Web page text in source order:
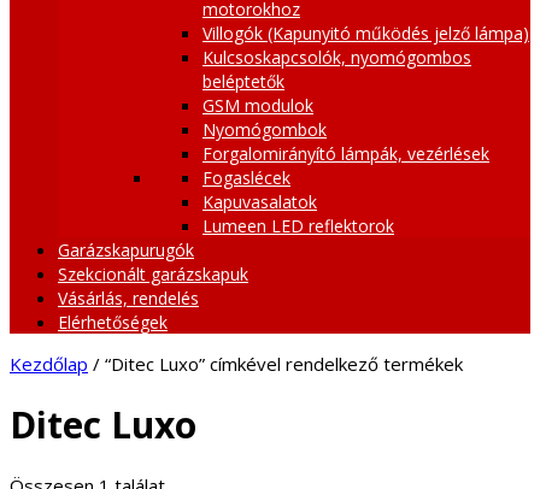
motorokhoz
Villogók (Kapunyitó működés jelző lámpa)
Kulcsoskapcsolók, nyomógombos
beléptetők
GSM modulok
Nyomógombok
Forgalomirányító lámpák, vezérlések
Fogaslécek
Kapuvasalatok
Lumeen LED reflektorok
Garázskapurugók
Szekcionált garázskapuk
Vásárlás, rendelés
Elérhetőségek
Kezdőlap / “Ditec Luxo” címkével rendelkező termékek
Ditec Luxo